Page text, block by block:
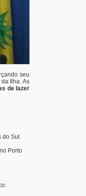
seu
Ilha. As
de lazer
do Sul.
Porto